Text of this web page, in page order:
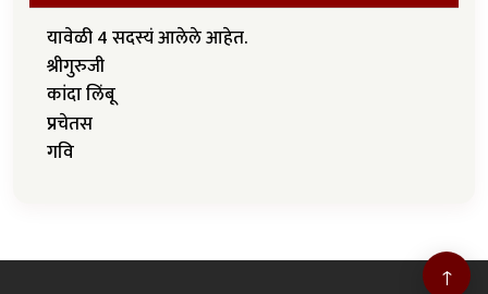
यावेळी 4 सदस्यं आलेले आहेत.
श्रीगुरुजी
कांदा लिंबू
प्रचेतस
गवि
↑